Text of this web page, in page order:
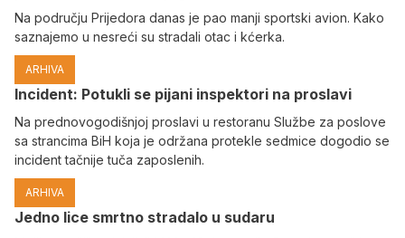
Na području Prijedora danas je pao manji sportski avion. Kako
saznajemo u nesreći su stradali otac i kćerka.
ARHIVA
Incident: Potukli se pijani inspektori na proslavi
Na prednovogodišnjoj proslavi u restoranu Službe za poslove
sa strancima BiH koja je održana protekle sedmice dogodio se
incident tačnije tuča zaposlenih.
ARHIVA
Јedno lice smrtno stradalo u sudaru